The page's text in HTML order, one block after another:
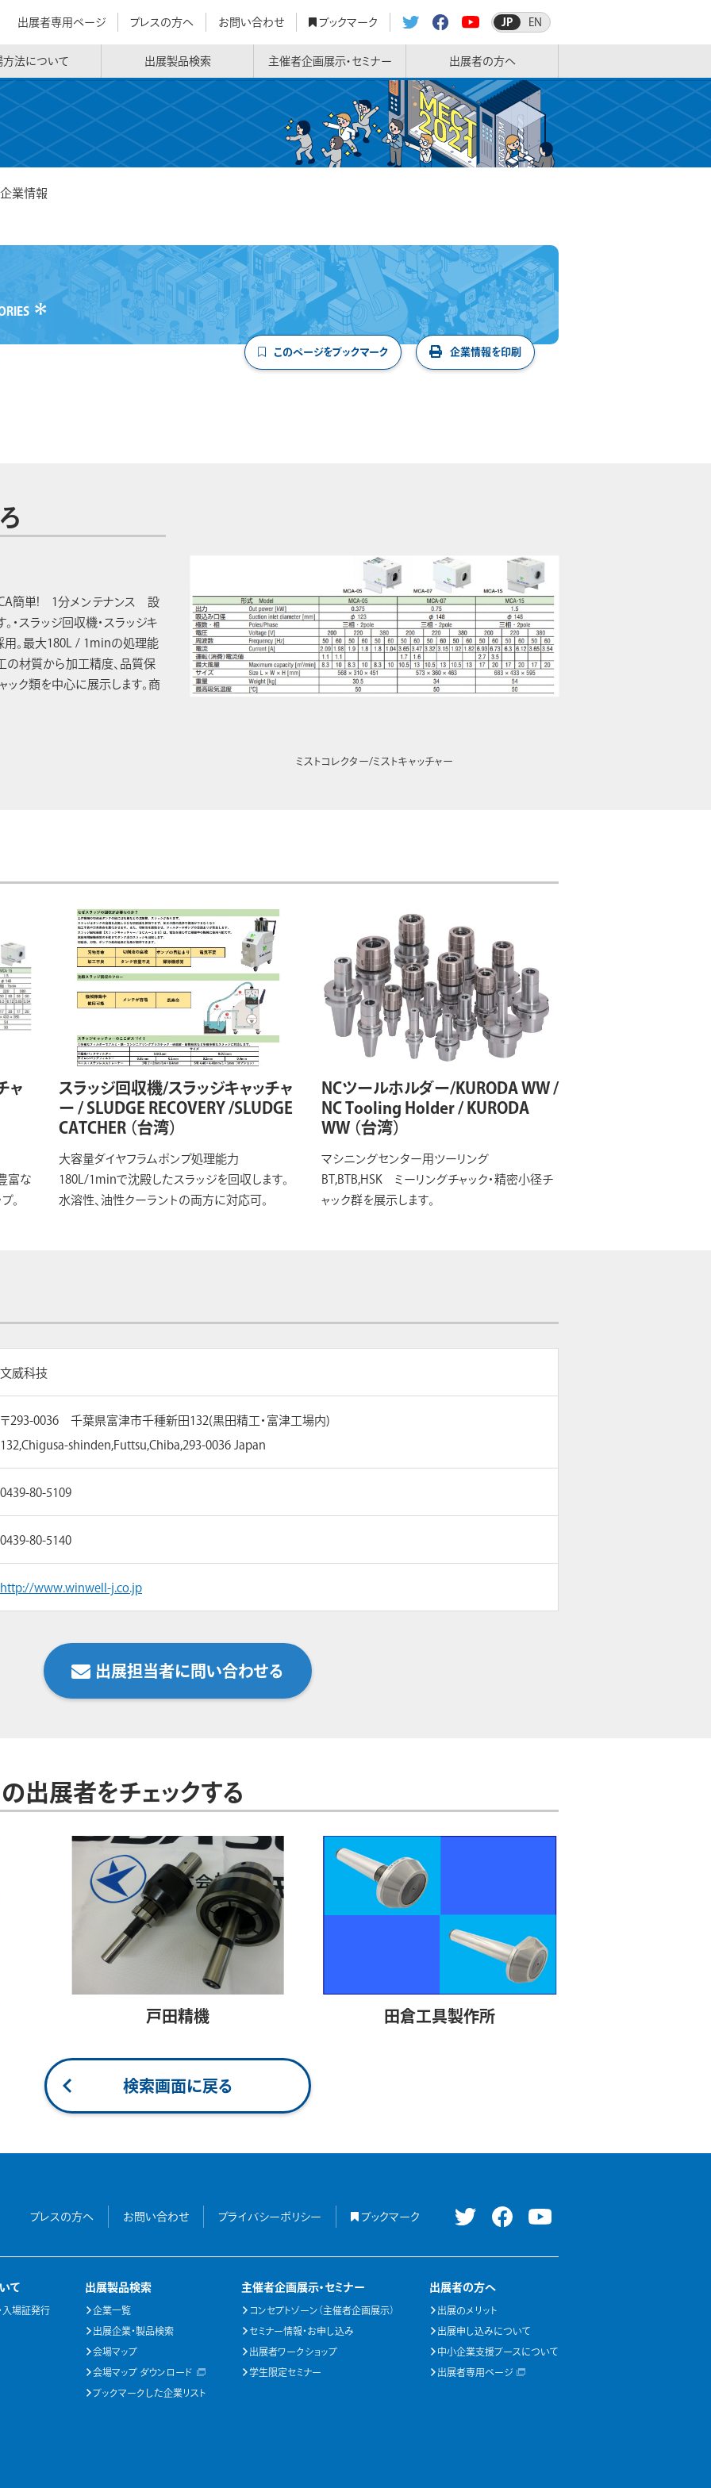
出展者専用ページ プレスの方へ お問い合わせ ブックマーク JP EN
方法について 出展製品検索 主催者企画展示・セミナー 出展者の方へ
業情報
＊
このページをブックマーク 企業情報を印刷
MCA簡単! 1分メンテナンス 設
・スラッジ回収機・スラッジキ
用。最大180L / 1minの処理能
の材質から加工精度、品質保
ック類を中心に展示します。商
ミストコレクター/ミストキャッチャー
ャ
富な
。
スラッジ回収機/スラッジキャッチャ
ー / SLUDGE RECOVERY /SLUDGE
CATCHER （台湾）
大容量ダイヤフラムポンプ処理能力
180L/1minで沈殿したスラッジを回収します。
水溶性、油性クーラントの両方に対応可。
NCツールホルダー/KURODA WW /
NC Tooling Holder / KURODA
WW （台湾）
マシニングセンター用ツーリング
BT,BTB,HSK ミーリングチャック・精密小径チ
ャック群を展示します。
文威科技
〒293-0036 千葉県富津市千種新田132(黒田精工・富津工場内)
132,Chigusa-shinden,Futtsu,Chiba,293-0036 Japan
0439-80-5109
0439-80-5140
http://www.winwell-j.co.jp
出展担当者に問い合わせる
出展者をチェックする
戸田精機 田倉工具製作所
検索画面に戻る
プレスの方へ お問い合わせ プライバシーポリシー ブックマーク
て
入場証発行
出展製品検索
企業一覧
出展企業・製品検索
会場マップ
会場マップ ダウンロード
ブックマークした企業リスト
主催者企画展示・セミナー
コンセプトゾーン（主催者企画展示）
セミナー情報・お申し込み
出展者ワークショップ
学生限定セミナー
出展者の方へ
出展のメリット
出展申し込みについて
中小企業支援ブースについて
出展者専用ページ